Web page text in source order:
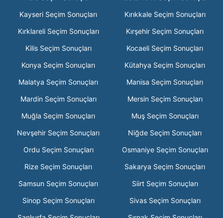
Kayseri Seçim Sonuçları
Kırıkkale Seçim Sonuçları
Kırklareli Seçim Sonuçları
Kırşehir Seçim Sonuçları
Kilis Seçim Sonuçları
Kocaeli Seçim Sonuçları
Konya Seçim Sonuçları
Kütahya Seçim Sonuçları
Malatya Seçim Sonuçları
Manisa Seçim Sonuçları
Mardin Seçim Sonuçları
Mersin Seçim Sonuçları
Muğla Seçim Sonuçları
Muş Seçim Sonuçları
Nevşehir Seçim Sonuçları
Niğde Seçim Sonuçları
Ordu Seçim Sonuçları
Osmaniye Seçim Sonuçları
Rize Seçim Sonuçları
Sakarya Seçim Sonuçları
Samsun Seçim Sonuçları
Siirt Seçim Sonuçları
Sinop Seçim Sonuçları
Sivas Seçim Sonuçları